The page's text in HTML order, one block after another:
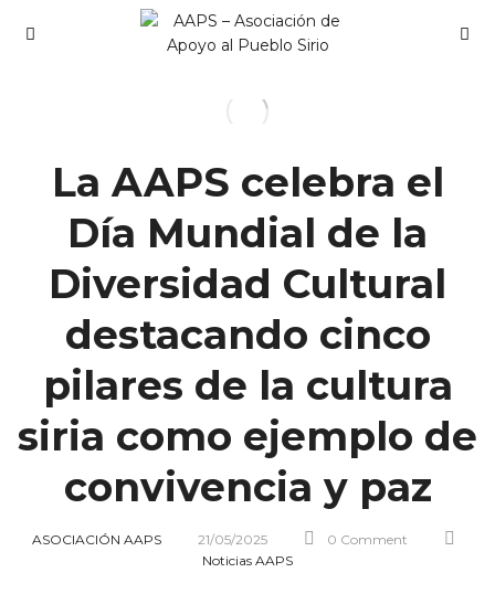
La AAPS celebra el
Día Mundial de la
Diversidad Cultural
destacando cinco
pilares de la cultura
siria como ejemplo de
convivencia y paz
ASOCIACIÓN AAPS 21/05/2025
0 Comment
Noticias AAPS